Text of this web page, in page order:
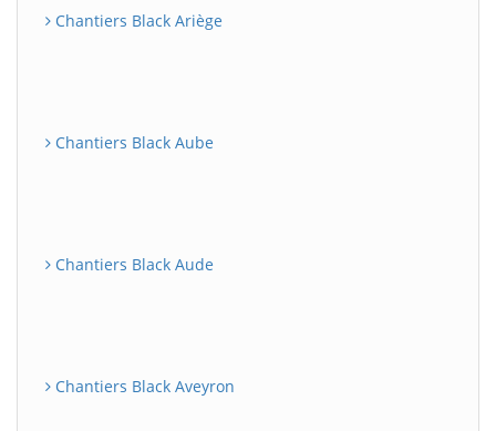
Chantiers Black Ariège
Chantiers Black Aube
Chantiers Black Aude
Chantiers Black Aveyron